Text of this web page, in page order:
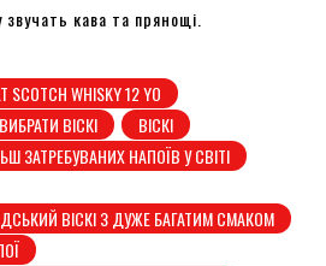
кава та прянощі.
SCOTCH WHISKY 12 YO
ВИБРАТИ ВІСКІ
ВІСКІ
ЗАТРЕБУВАНИХ НАПОЇВ У СВІТІ
ВІСКІ З ДУЖЕ БАГАТИМ СМАКОМ